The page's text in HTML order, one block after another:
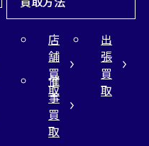
店
舗
買
取
出
張
買
取
催
事
買
取